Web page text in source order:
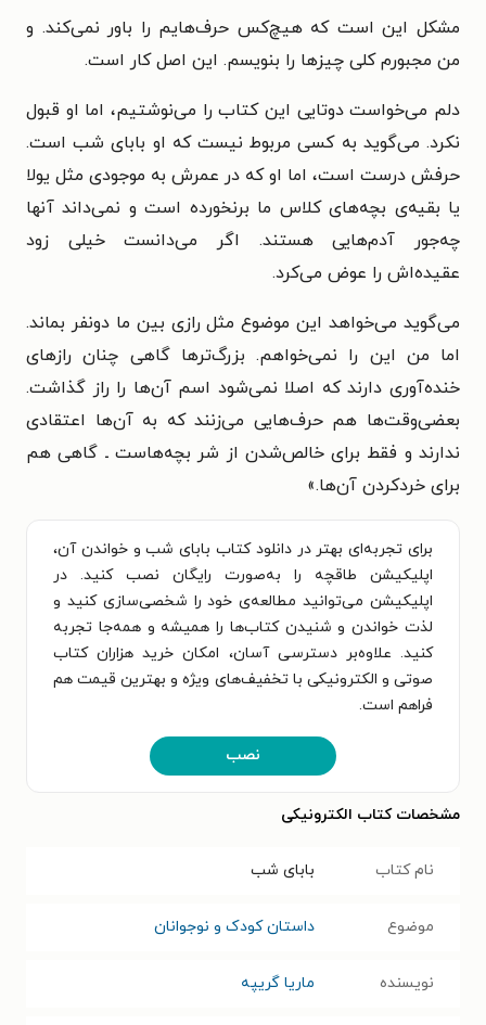
مشکل این است که هیچ‌کس حرف‌هایم را باور نمی‌کند. و
من مجبورمکلی چیزها را بنویسم. این اصل کار است.
دلم می‌خواست دوتایی این کتاب را می‌نوشتیم، اما او قبول
نکرد. می‌گوید به کسی مربوط نیست که او بابای شب است.
حرفش درست است، اما او که در عمرش به موجودی مثل یولا
یا بقیه‌ی بچه‌های کلاس ما برنخورده است و نمی‌داند آنها
چه‌جور آدم‌هایی هستند. اگر می‌دانست خیلی زود
عقیده‌اش را عوض می‌کرد.
می‌گوید می‌خواهد این موضوع مثل رازی بین ما دونفر بماند.
اما من این را نمی‌خواهم. بزرگ‌ترها گاهی چنان رازهای
خنده‌آوری دارند که اصلا نمی‌شود اسم آن‌ها را راز گذاشت.
بعضی‌وقت‌ها هم حرف‌هایی می‌زنند که به آن‌ها اعتقادی
ندارند و فقط برای خالص‌شدن از شر بچه‌هاست ـ گاهی هم
برای خردکردن آن‌ها.»
برای تجربه‌ای بهتر در دانلود کتاب بابای شب و خواندن آن،
اپلیکیشن طاقچه را به‌صورت رایگان نصب کنید. در
اپلیکیشن می‌توانید مطالعه‌ی خود را شخصی‌سازی کنید و
لذت خواندن و شنیدن کتاب‌ها را همیشه و همه‌جا تجربه
کنید. علاوه‌بر دسترسی آسان، امکان خرید هزاران کتاب
صوتی و الکترونیکی با تخفیف‌های ویژه و بهترین قیمت هم
فراهم است.
نصب
مشخصات کتاب الکترونیکی
نام کتاب بابای شب
موضوع داستان کودک و نوجوانان
نویسنده ماریا گریپه